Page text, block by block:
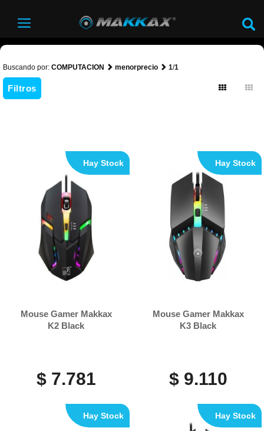
Buscando por: COMPUTACION menorprecio 1/1
Filtros
Mouse Gamer Makkax
K2 Black
$ 7.781
Hay Stock
Mouse Gamer Makkax
K3 Black
$ 9.110
Hay Stock
Hay Stock Hay Stock